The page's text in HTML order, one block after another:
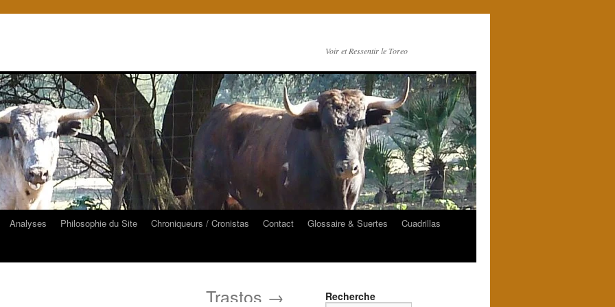
Voir et Ressentir le Toreo
Analyses Philosophie du Site Chroniqueurs / Cronistas Contact Glossaire & Suertes
Cuadrillas
Trastos → Recherche